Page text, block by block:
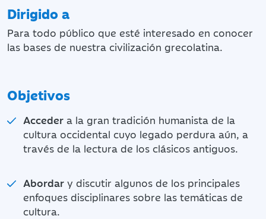
Dirigido a
Para todo público que esté interesado en conocer
las bases de nuestra civilización grecolatina.
Objetivos
Acceder a la gran tradición humanista de la
cultura occidental cuyo legado perdura aún, a
través de la lectura de los clásicos antiguos.
Abordar y discutir algunos de los principales
enfoques disciplinares sobre las temáticas de
cultura.